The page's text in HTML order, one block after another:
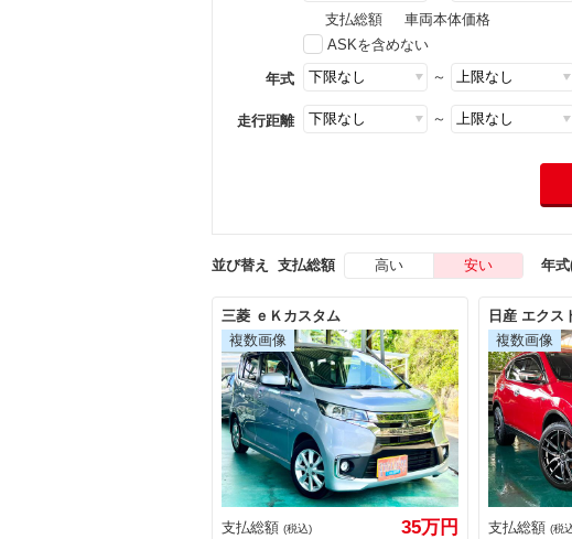
支払総額
車両本体価格
ASKを含めない
年式 ～
走行距離 ～
並び替え 支払総額 高い 安い 年
三菱 ｅＫカスタム
支払総額 (税込) 35万円
日産 エクス
支払総額 (税